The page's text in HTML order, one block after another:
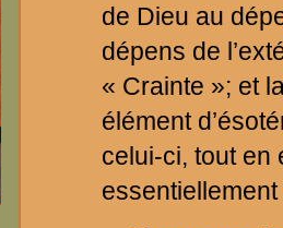
de Dieu au
dépens de
« Crainte »; et
élément
celui-ci, tout en